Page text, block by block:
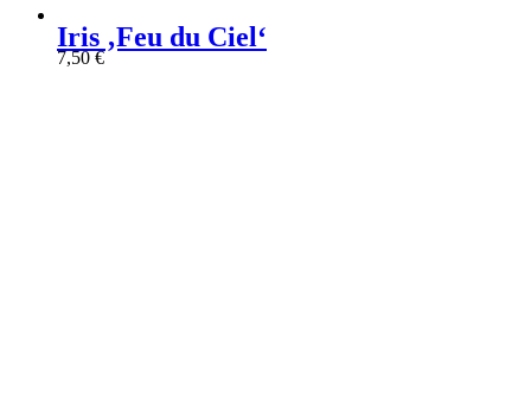
Iris ‚Feu du Ciel‘
7,50€